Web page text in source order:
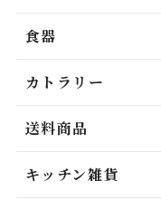
食器
カトラリー
送料商品
キッチン雑貨